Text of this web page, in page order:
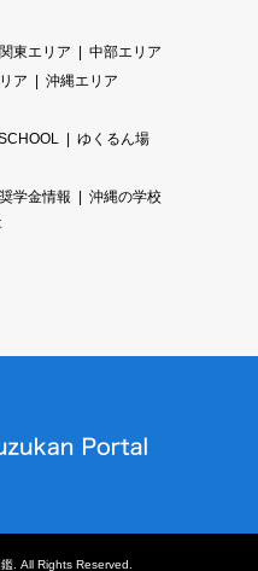
関東エリア
中部エリア
ア
沖縄エリア
ゆくるん場
奨学金情報
沖縄の学校
. All Rights Reserved.